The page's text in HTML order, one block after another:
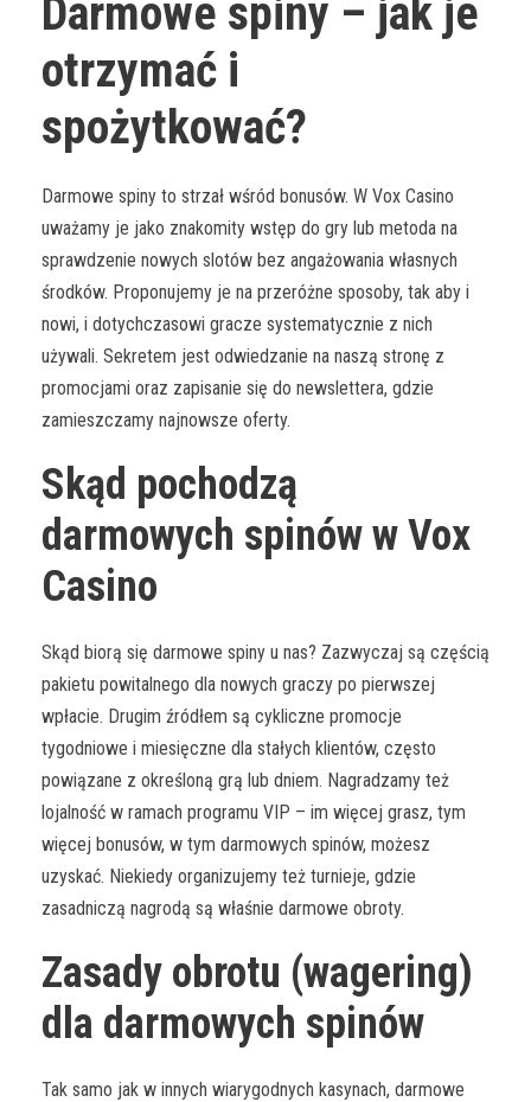
Darmowe spiny – jak je
otrzymać i
spożytkować?
Darmowe spiny to strzał wśród bonusów. W Vox Casino
uważamy je jako znakomity wstęp do gry lub metoda na
sprawdzenie nowych slotów bez angażowania własnych
środków. Proponujemy je na przeróżne sposoby, tak aby i
nowi, i dotychczasowi gracze systematycznie z nich
używali. Sekretem jest odwiedzanie na naszą stronę z
promocjami oraz zapisanie się do newslettera, gdzie
zamieszczamy najnowsze oferty.
Skąd pochodzą
darmowych spinów w Vox
Casino
Skąd biorą się darmowe spiny u nas? Zazwyczaj są częścią
pakietu powitalnego dla nowych graczy po pierwszej
wpłacie. Drugim źródłem są cykliczne promocje
tygodniowe i miesięczne dla stałych klientów, często
powiązane z określoną grą lub dniem. Nagradzamy też
lojalność w ramach programu VIP – im więcej grasz, tym
więcej bonusów, w tym darmowych spinów, możesz
uzyskać. Niekiedy organizujemy też turnieje, gdzie
zasadniczą nagrodą są właśnie darmowe obroty.
Zasady obrotu (wagering)
dla darmowych spinów
Tak samo jak w innych wiarygodnych kasynach, darmowe